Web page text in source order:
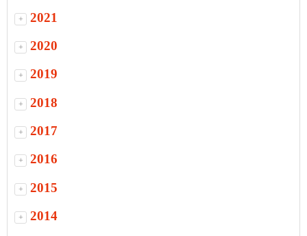
+ 2021
+ 2020
+ 2019
+ 2018
+ 2017
+ 2016
+ 2015
+ 2014